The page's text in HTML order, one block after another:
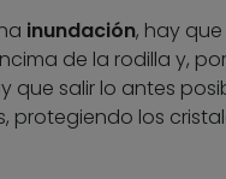
inundación, hay
de la rodilla y,
que salir lo antes
protegiendo los